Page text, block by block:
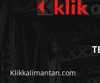
Klikkalimantan.com